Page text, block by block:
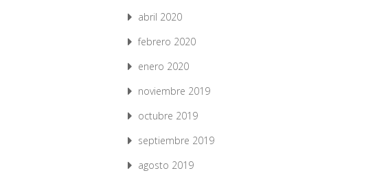
abril 2020
febrero 2020
enero 2020
noviembre 2019
octubre 2019
septiembre 2019
agosto 2019